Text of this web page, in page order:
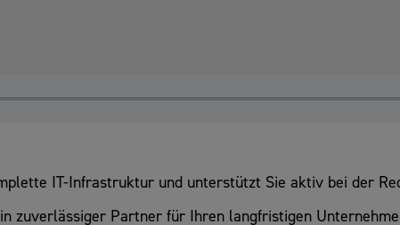
IT-Infrastruktur und unterstützt Sie aktiv bei der
zuverlässiger Partner für Ihren langfristigen